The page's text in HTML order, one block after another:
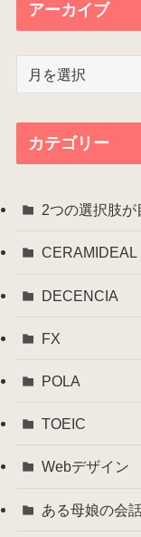
アーカイブ
カテゴリー
2つの選択肢が
CERAMIDEAL
DECENCIA
FX
POLA
TOEIC
Webデザイン
ある母娘の会